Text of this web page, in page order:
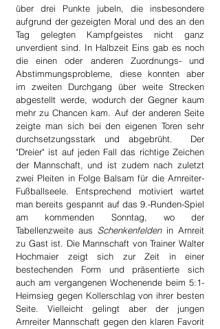
über drei Punkte jubeln, die insbesondere
aufgrund der gezeigten Moral und des an den
Tag gelegten Kampfgeistes nicht ganz
unverdient sind. In Halbzeit Eins gab es noch
die einen oder anderen Zuordnungs- und
Abstimmungsprobleme, diese konnten aber
im zweiten Durchgang über weite Strecken
abgestellt werde, wodurch der Gegner kaum
mehr zu Chancen kam. Auf der anderen Seite
zeigte man sich bei den eigenen Toren sehr
durchsetzungsstark und abgebrüht.  Der
"Dreier" ist auf jeden Fall das richtige Zeichen
der Mannschaft, und ist zudem nach zuletzt
zwei Pleiten in Folge Balsam für die Arnreiter-
Fußballseele. Entsprechend motiviert wartet
man bereits gespannt auf das 9.-Runden-Spiel
am kommenden Sonntag, wo der
Tabellenzweite aus Schenkenfelden in Arnreit
zu Gast ist. Die Mannschaft von Trainer Walter
Hochmaier zeigt sich zur Zeit in einer
bestechenden Form und präsentierte sich
auch am vergangenen Wochenende beim 5:1-
Heimsieg gegen Kollerschlag von ihrer besten
Seite. Vielleicht gelingt aber der jungen
Arnreiter Mannschaft gegen den klaren Favorit